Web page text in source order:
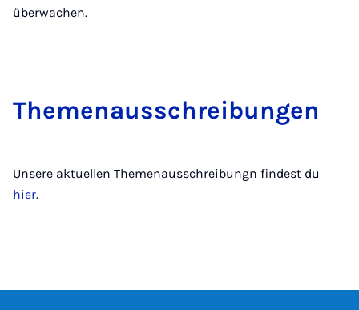
überwachen.
The­me­n­aus­schrei­bun­gen
Unsere aktuellen Themenausschreibungn findest du
hier.